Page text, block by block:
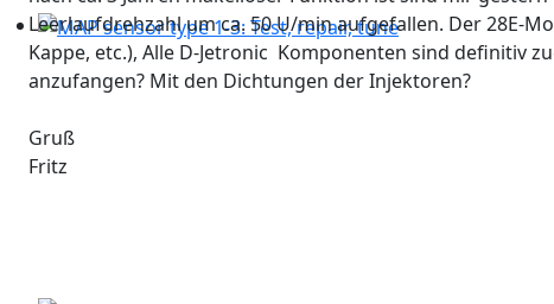
MAP sensor type 1-3: Test, repair, tune
Leerlaufdrehzahl um ca. 50 U/min aufgefallen. Der 28E-
Kappe, etc.), Alle D-Jetronic Komponenten sind definitiv
anzufangen? Mit den Dichtungen der Injektoren?
Gruß
Fritz